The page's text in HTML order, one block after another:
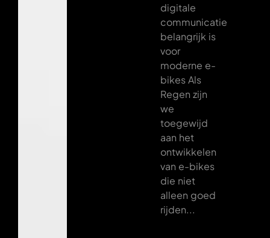
digitale
communicatie
belangrijk is
voor
moderne e-
bikes Als
Regen zijn
we
toegewijd
aan het
ontwikkelen
van e-bikes
die niet
alleen goed
rijden...